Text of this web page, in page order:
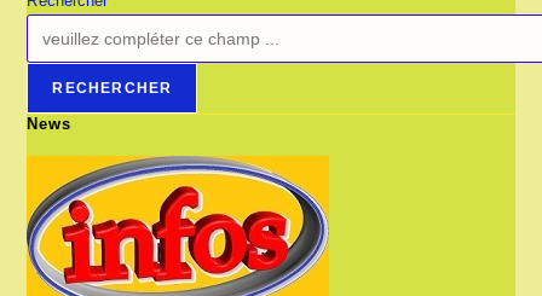
RECHERCHER
News